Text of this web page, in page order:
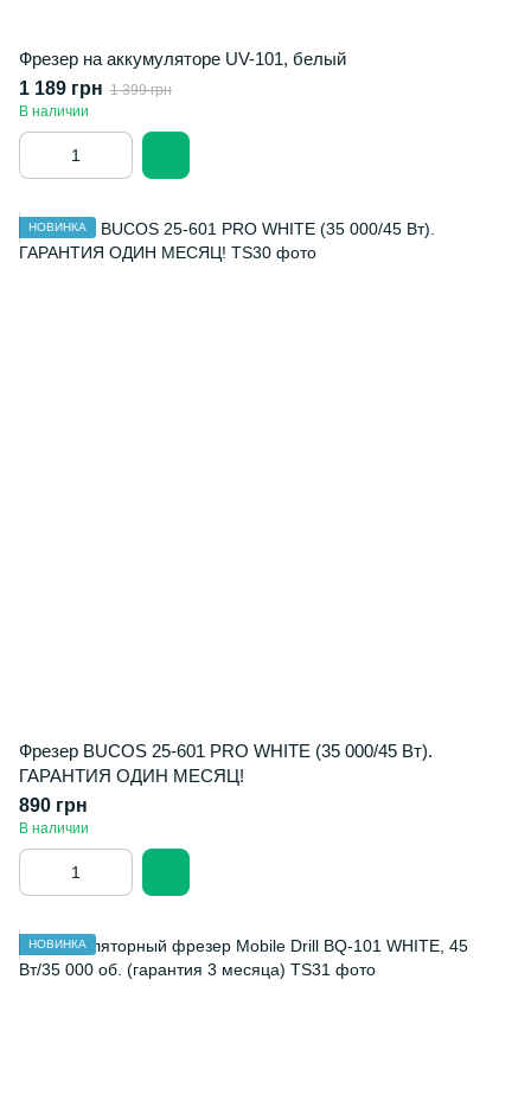
Фрезер на аккумуляторе UV-101, белый
1 189 грн 1 399 грн
В наличии
НОВИНКА
Фрезер BUCOS 25-601 PRO WHITE (35 000/45 Вт).
ГАРАНТИЯ ОДИН МЕСЯЦ!
890 грн
В наличии
НОВИНКА